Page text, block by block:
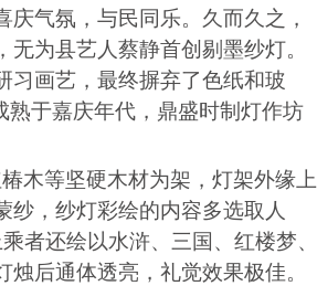
气氛，与民同乐。久而久之，
为县艺人蔡静首创剔墨纱灯。
习画艺，最终摒弃了色纸和玻
熟于嘉庆年代，鼎盛时制灯作坊
木等坚硬木材为架，灯架外缘上
纱，纱灯彩绘的内容多选取人
者还绘以水浒、三国、红楼梦、
后通体透亮，礼觉效果极佳。